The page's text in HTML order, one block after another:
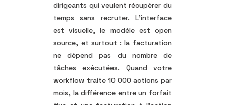
dirigeants qui veulent récupérer du
temps sans recruter. L’interface
est visuelle, le modèle est open
source, et surtout : la facturation
ne dépend pas du nombre de
tâches exécutées. Quand votre
workflow traite 10 000 actions par
mois, la différence entre un forfait